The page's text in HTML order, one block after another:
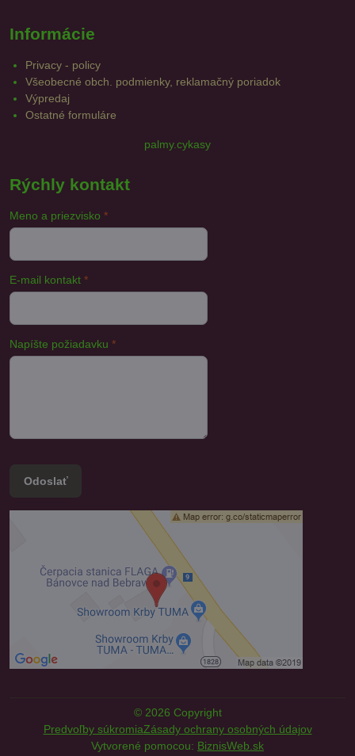
Informácie
Privacy - policy
Všeobecné obch. podmienky, reklamačný poriadok
Výpredaj
Ostatné formuláre
palmy.cykasy
Rýchly kontakt
Meno a priezvisko *
E-mail kontakt *
Napíšte požiadavku *
Odoslať
© 2026 Copyright
Predvoľby súkromiaZásady ochrany osobných údajov
Vytvorené pomocou: BiznisWeb.sk